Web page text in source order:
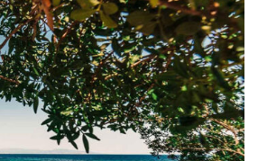
Beaches
Aegina